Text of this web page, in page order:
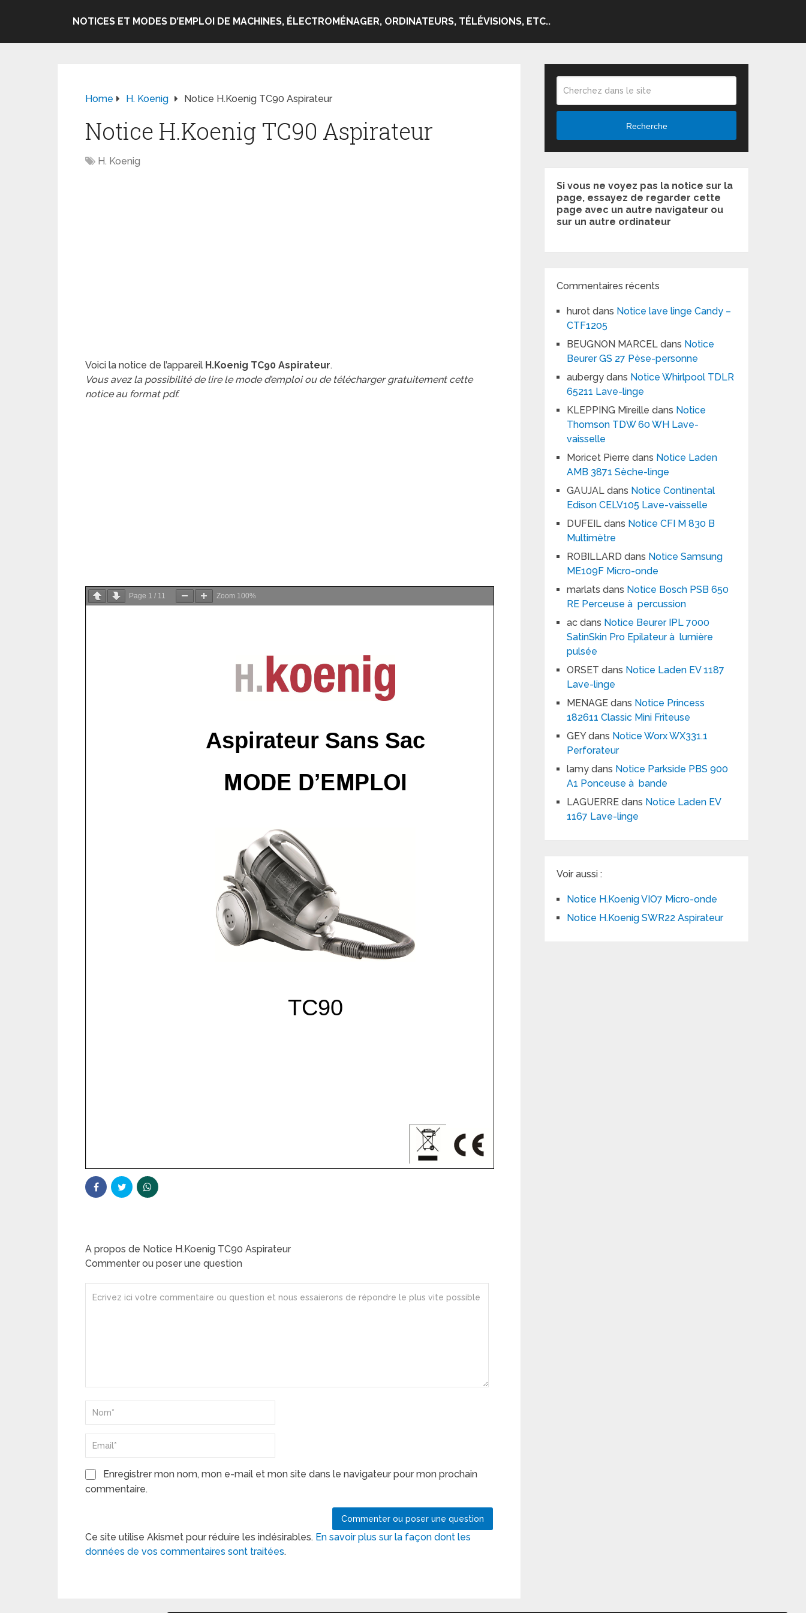
NOTICES ET MODES D’EMPLOI DE MACHINES, ÉLECTROMÉNAGER, ORDINATEURS, TÉLÉVISIONS, ETC..
Home H. Koenig Notice H.Koenig TC90 Aspirateur
Notice H.Koenig TC90 Aspirateur
H. Koenig
Voici la notice de l’appareil H.Koenig TC90 Aspirateur.
Vous avez la possibilité de lire le mode d’emploi ou de télécharger gratuitement cette
notice au format pdf.
Page 1 / 11 Zoom 100%
A propos de Notice H.Koenig TC90 Aspirateur
Commenter ou poser une question
Enregistrer mon nom, mon e-mail et mon site dans le navigateur pour mon prochain
commentaire.
Ce site utilise Akismet pour réduire les indésirables. En savoir plus sur la façon dont les
données de vos commentaires sont traitées.
Recherche
Si vous ne voyez pas la notice sur la
page, essayez de regarder cette
page avec un autre navigateur ou
sur un autre ordinateur
Commentaires récents
hurot dans Notice lave linge Candy –
CTF1205
BEUGNON MARCEL dans Notice
Beurer GS 27 Pèse-personne
aubergy dans Notice Whirlpool TDLR
65211 Lave-linge
KLEPPING Mireille dans Notice
Thomson TDW 60 WH Lave-
vaisselle
Moricet Pierre dans Notice Laden
AMB 3871 Sèche-linge
GAUJAL dans Notice Continental
Edison CELV105 Lave-vaisselle
DUFEIL dans Notice CFI M 830 B
Multimètre
ROBILLARD dans Notice Samsung
ME109F Micro-onde
marlats dans Notice Bosch PSB 650
RE Perceuse à percussion
ac dans Notice Beurer IPL 7000
SatinSkin Pro Epilateur à lumière
pulsée
ORSET dans Notice Laden EV 1187
Lave-linge
MENAGE dans Notice Princess
182611 Classic Mini Friteuse
GEYdans Notice Worx WX331.1
Perforateur
lamy dans Notice Parkside PBS 900
A1 Ponceuse à bande
LAGUERRE dans Notice Laden EV
1167 Lave-linge
Voir aussi :
Notice H.Koenig VIO7 Micro-onde
Notice H.Koenig SWR22 Aspirateur